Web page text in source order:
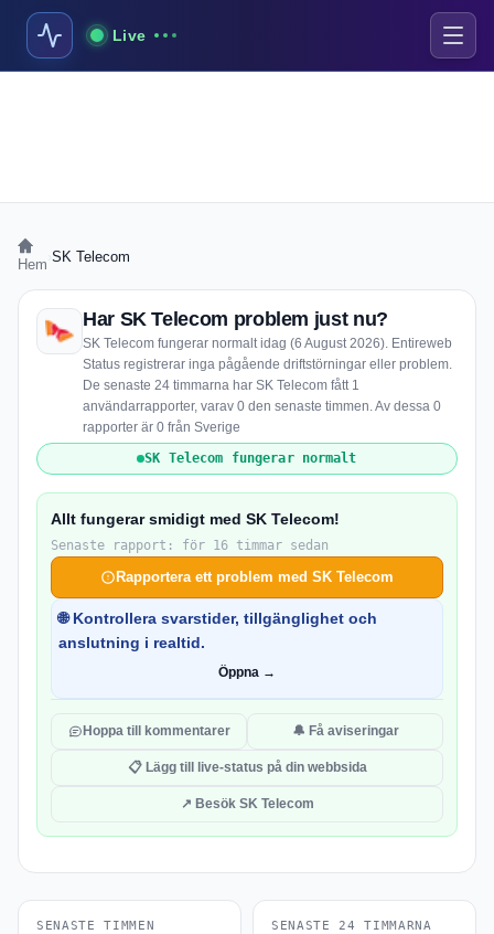
Live
Hem SK Telecom
Har SK Telecom problem just nu?
SK Telecom fungerar normalt idag (6 August 2026). Entireweb
Status registrerar inga pågående driftstörningar eller problem.
De senaste 24 timmarna har SK Telecom fått 1
användarrapporter, varav 0 den senaste timmen. Av dessa 0
rapporter är 0 från Sverige
SK Telecom fungerar normalt
Allt fungerar smidigt med SK Telecom!
Senaste rapport: för 16 timmar sedan
Rapportera ett problem med SK Telecom
🌐 Kontrollera svarstider, tillgänglighet och
anslutning i realtid.
Öppna →
Hoppa till kommentarer 🔔 Få aviseringar
📋 Lägg till live-status på din webbsida
↗ Besök SK Telecom
SENASTE TIMMEN SENASTE 24 TIMMARNA